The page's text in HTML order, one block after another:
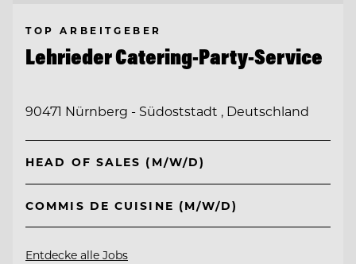
TOP ARBEITGEBER
Lehrieder Catering-Party-Service
90471 Nürnberg - Südoststadt , Deutschland
HEAD OF SALES (M/W/D)
COMMIS DE CUISINE (M/W/D)
Entdecke alle Jobs